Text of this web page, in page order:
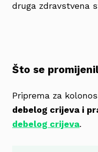
druga zdravstvena
Što se
Priprema za
debelog crijeva i
debelog crijeva.